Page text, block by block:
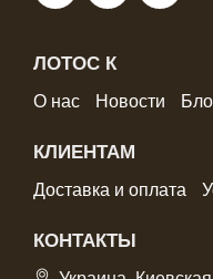
ЛОТОС К
О нас Новости
КЛИЕНТАМ
Доставка и оплата
КОНТАКТЫ